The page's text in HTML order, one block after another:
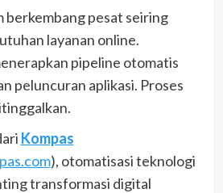
berkembang pesat seiring
layanan online.
pipeline otomatis
peluncuran aplikasi. Proses
Kompas
), otomatisasi teknologi
transformasi digital